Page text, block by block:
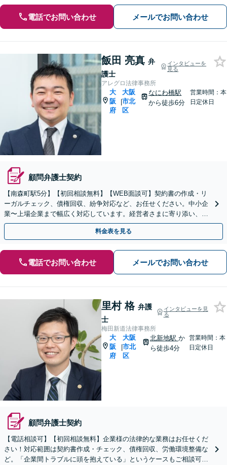
電話でお問い合わせ メールでお問い合わせ
飯田 亮真 弁
護士
インタビューを
見る
アレグロ法律事務所
大
阪
府
|
大阪
市北
区
なにわ橋駅
から徒歩6分
営業時間：本
日定休日
顧問弁護士契約
【南森町駅5分】【初回相談無料】【WEB面談可】契約書の作成・リ
ーガルチェック、債権回収、紛争対応など、お任せください。中小企
業〜上場企業まで幅広く対応しています。経営者さまに寄り添い、背
中を後押しできるよう尽力いたします。
料金表を見る
電話でお問い合わせ メールでお問い合わせ
里村 格 弁護
士
インタビューを見
る
梅田新道法律事務所
大
阪
府
|
大阪
市北
区
北新地駅 か
ら徒歩4分
営業時間：本
日定休日
顧問弁護士契約
【電話相談可】【初回相談無料】企業様の法律的な業務はお任せくだ
さい！対応範囲は契約書作成・チェック、債権回収、労働環境整備な
ど。「企業間トラブルに頭を抱えている」というケースもご相談可能